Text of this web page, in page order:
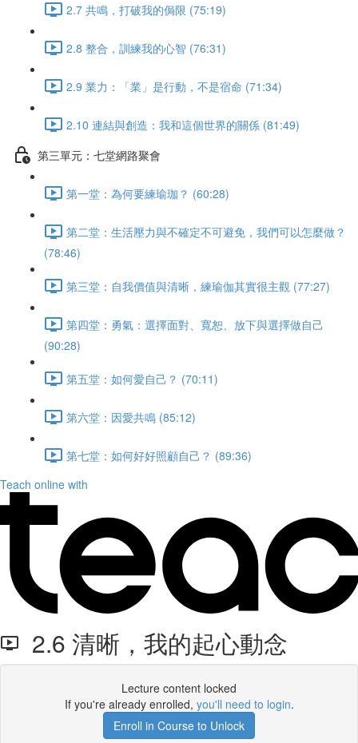
2.7 共鳴，打破我的侷限 (75:19)
2.8 整合，訓練我的心智 (76:31)
2.9 業力：「業」是行動，不是宿命 (71:34)
2.10 連結與創造：我和這個世界的關係 (81:49)
第三單元：七堂網路聚會
第一堂：為何要練瑜珈？ (60:28)
第二堂：生活壓力與不確定不可避免，我們可以怎麼做？
(78:46)
第三堂：自我價值與清晰，練瑜伽其實很主觀 (77:27)
第四堂：勇氣：選擇面對、寬恕、放下與選擇做自己
(90:28)
第五堂：如何愛自己？ (70:11)
第六堂：因愛共鳴 (85:12)
第七堂：如何好好照顧自己？ (89:36)
Teach online with
2.6 清晰，我的起心動念
Lecture content locked
If you're already enrolled, you'll need to login.
Enroll in Course to Unlock